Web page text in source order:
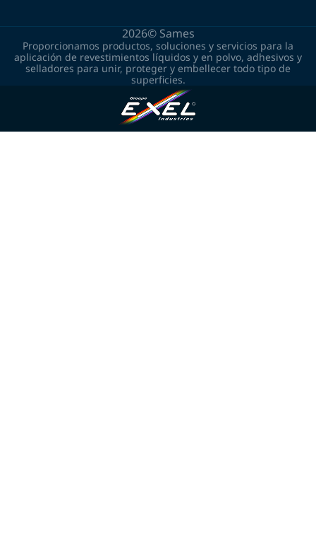
2026© Sames
Proporcionamos productos, soluciones y servicios para la
aplicación de revestimientos líquidos y en polvo, adhesivos y
selladores para unir, proteger y embellecer todo tipo de
superficies.